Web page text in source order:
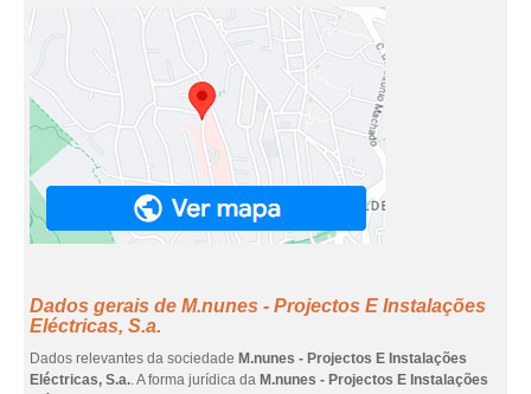
Dados gerais de M.nunes - Projectos E Instalações
Eléctricas, S.a.
Dados relevantes da sociedade M.nunes - Projectos E Instalações
Eléctricas, S.a.. A forma jurídica da M.nunes - Projectos E Instalações